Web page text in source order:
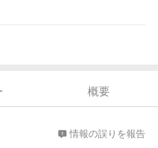
概要
情報の誤りを報告